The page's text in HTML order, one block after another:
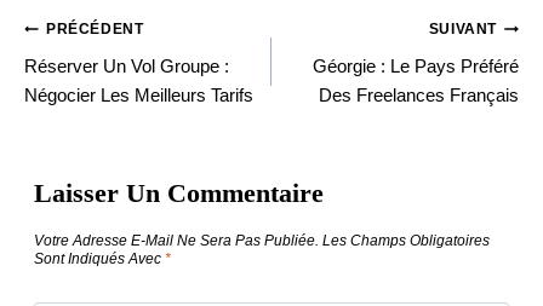
Navigation
De
L’article
PRÉCÉDENT
Réserver Un Vol Groupe :
Négocier Les Meilleurs Tarifs
SUIVANT
Géorgie : Le Pays Préféré
Des Freelances Français
Laisser Un Commentaire
Votre Adresse E-Mail Ne Sera Pas Publiée. Les Champs Obligatoires
Sont Indiqués Avec *